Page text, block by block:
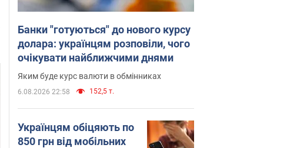
Банки "готуються" до нового курсу
долара: українцям розповіли, чого
очікувати найближчими днями
Яким буде курс валюти в обмінниках
6.08.2026 22:58 152,5 т.
Українцям обіцяють по
850 грн від мобільних